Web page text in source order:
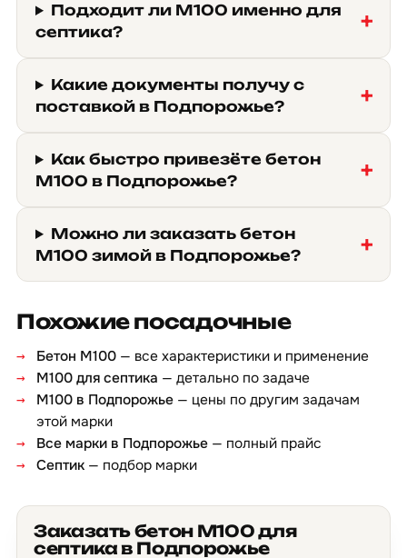
Подходит ли М100 именно для
септика?
Какие документы получу с
поставкой в Подпорожье?
Как быстро привезёте бетон
М100 в Подпорожье?
Можно ли заказать бетон
М100 зимой в Подпорожье?
Похожие посадочные
Бетон М100 — все характеристики и применение
М100 для септика — детально по задаче
М100 в Подпорожье — цены по другим задачам
этой марки
Все марки в Подпорожье — полный прайс
Септик — подбор марки
Заказать бетон М100 для
септика в Подпорожье